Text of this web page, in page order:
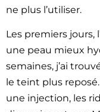
ne plus l’utiliser.
Les premiers
une peau mieux
semaines, j’ai
le teint plus
une injection, les